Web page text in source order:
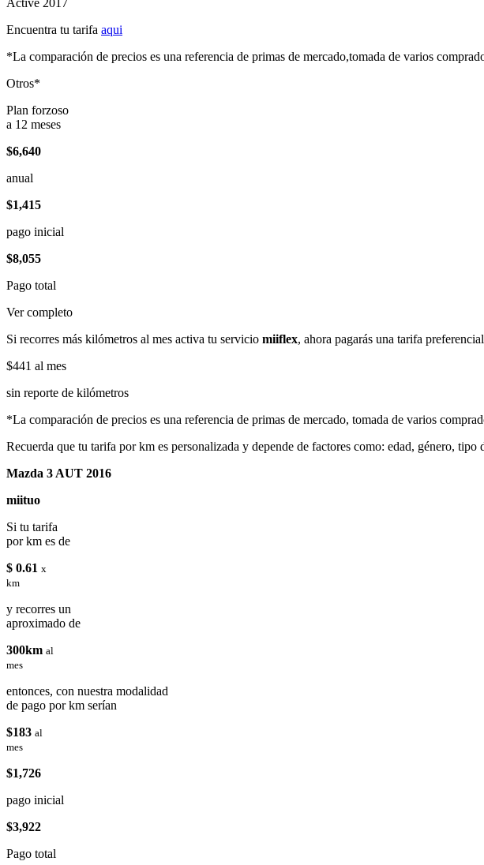
Encuentra tu tarifa aqui
*La comparación de precios es una referencia de primas de mercado,tomada de varios
Otros*
Plan forzoso
a 12 meses
$6,640
anual
$1,415
pago inicial
$8,055
Pago total
Ver completo
Si recorres más kilómetros al mes activa tu servicio miiflex, ahora pagarás una tarifa
$441 al mes
sin reporte de kilómetros
*La comparación de precios es una referencia de primas de mercado, tomada de varios
Recuerda que tu tarifa por km es personalizada y depende de factores como: edad, género,
Mazda 3 AUT 2016
miituo
Si tu tarifa
por km es de
$ 0.61 x
km
y recorres un
aproximado de
300km al
mes
entonces, con nuestra modalidad
de pago por km serían
$183 al
mes
$1,726
pago inicial
$3,922
Pago total